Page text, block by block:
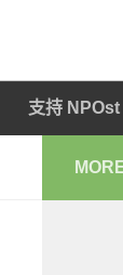
支持 NPOst